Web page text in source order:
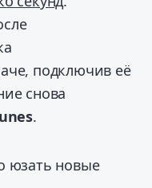
подключив её
снова
.
юзать новые